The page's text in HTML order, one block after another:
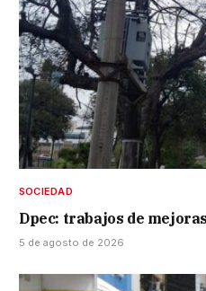
SOCIEDAD
Dpec: trabajos de
5 de agosto de 2026